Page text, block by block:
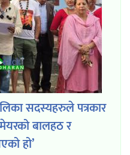
सदस्यहरुले पत्रकार
बालहठ र
हो’